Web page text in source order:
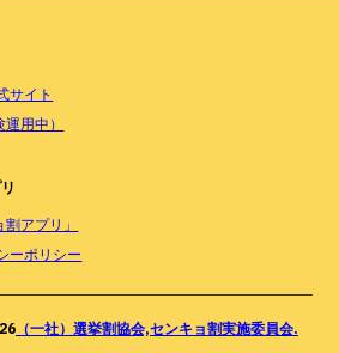
サイト
用中）
アプリ」
ーポリシー
（一社）選挙割協会,センキョ割実施委員会.